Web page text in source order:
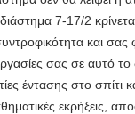
7-17/2
και
σας σε αυτό
έντασης στο
εκρήξεις,